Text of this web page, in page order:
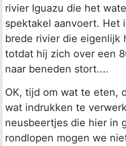
rivier Iguazu die het
spektakel aanvoert. Het
brede rivier die eigenlijk
totdat hij zich over een
naar beneden stort....
OK, tijd om wat te eten,
wat indrukken te
neusbeertjes die hier in
rondlopen mogen we